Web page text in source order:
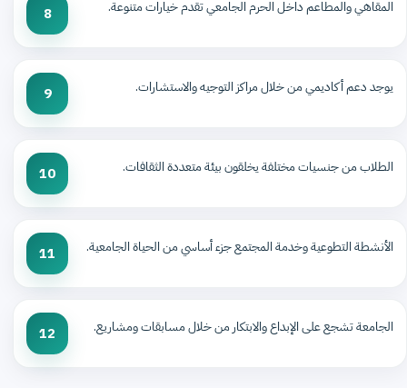
المقاهي والمطاعم داخل الحرم الجامعي تقدم خيارات متنوعة. 8
يوجد دعم أكاديمي من خلال مراكز التوجيه والاستشارات. 9
الطلاب من جنسيات مختلفة يخلقون بيئة متعددة الثقافات. 10
الأنشطة التطوعية وخدمة المجتمع جزء أساسي من الحياة الجامعية. 11
الجامعة تشجع على الإبداع والابتكار من خلال مسابقات ومشاريع. 12